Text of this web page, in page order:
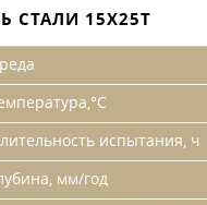
СТАЛИ 15Х25Т
испытания, ч
мм/год